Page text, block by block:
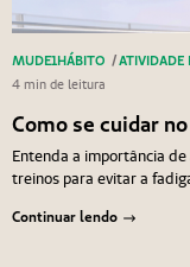
MUDE1HÁBITO /ATIVIDADE
4 min de leitura
Como se cuidar
Entenda a importância
treinos para evitar a
Continuar lendo